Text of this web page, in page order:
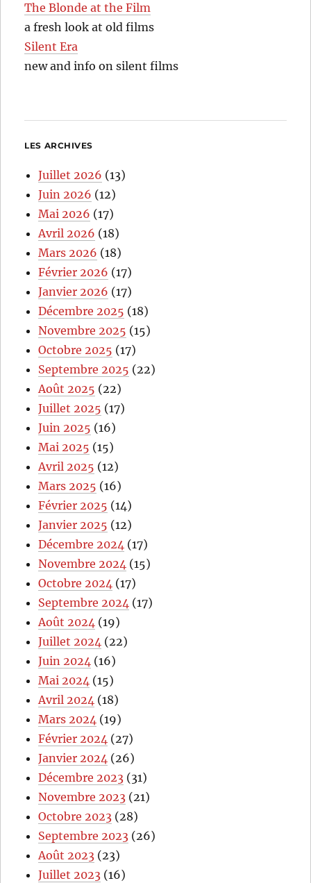
The Blonde at the Film
a fresh look at old films
Silent Era
new and info on silent films
LES ARCHIVES
Juillet 2026 (13)
Juin 2026 (12)
Mai 2026 (17)
Avril 2026 (18)
Mars 2026 (18)
Février 2026 (17)
Janvier 2026 (17)
Décembre 2025 (18)
Novembre 2025 (15)
Octobre 2025 (17)
Septembre 2025 (22)
Août 2025 (22)
Juillet 2025 (17)
Juin 2025 (16)
Mai 2025 (15)
Avril 2025 (12)
Mars 2025 (16)
Février 2025 (14)
Janvier 2025 (12)
Décembre 2024 (17)
Novembre 2024 (15)
Octobre 2024 (17)
Septembre 2024 (17)
Août 2024 (19)
Juillet 2024 (22)
Juin 2024 (16)
Mai 2024 (15)
Avril 2024 (18)
Mars 2024 (19)
Février 2024 (27)
Janvier 2024 (26)
Décembre 2023 (31)
Novembre 2023 (21)
Octobre 2023 (28)
Septembre 2023 (26)
Août 2023 (23)
Juillet 2023 (16)